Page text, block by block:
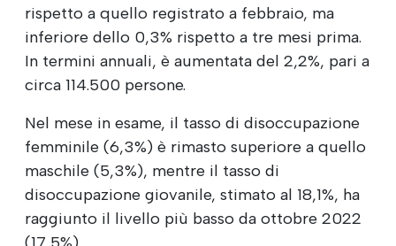
rispetto a quello registrato a febbraio, ma
inferiore dello 0,3% rispetto a tre mesi prima.
In termini annuali, è aumentata del 2,2%, pari a
circa 114.500 persone.
Nel mese in esame, il tasso di disoccupazione
femminile (6,3%) è rimasto superiore a quello
maschile (5,3%), mentre il tasso di
disoccupazione giovanile, stimato al 18,1%, ha
raggiunto il livello più basso da ottobre 2022